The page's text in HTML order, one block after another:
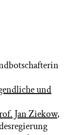
und
Jan Ziekow,